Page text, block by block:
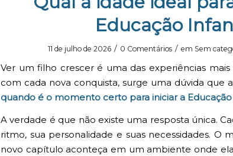
Educação
11 de julho de 2026 / 0 Comentários / em Sem
Ver um filho crescer é uma das experiências mais
com cada nova conquista, surge uma dúvida que
quando é o momento certo para iniciar a
A verdade é que não existe uma resposta única.
ritmo, sua personalidade e suas necessidades. O
novo capítulo aconteça em um ambiente onde